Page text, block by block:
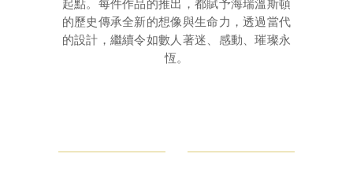
起點。每件作品的推出，都賦予海瑞溫斯頓
的歷史傳承全新的想像與生命力，透過當代
的設計，繼續令如數人著迷、感動、璀璨永
恆。